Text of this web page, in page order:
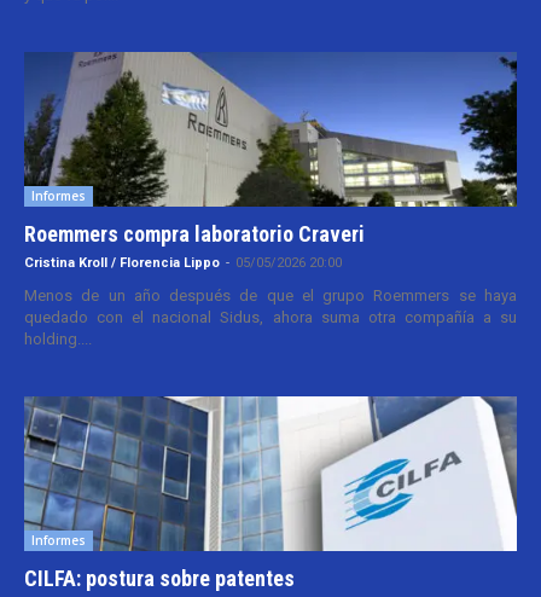
Informes
Roemmers compra laboratorio Craveri
Cristina Kroll / Florencia Lippo - 05/05/2026 20:00
Menos de un año después de que el grupo Roemmers se haya
quedado con el nacional Sidus, ahora suma otra compañía a su
holding....
Informes
CILFA: postura sobre patentes